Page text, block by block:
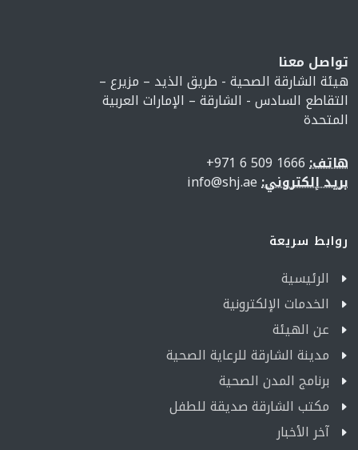
تواصل معنا
هيئة الشارقة الصحية - طريق الذيد – مزيرع –
التقاطع السادس - الشارقة – الإمارات العربية
المتحدة
هاتف:
بريد إلكتروني:
روابط سريعة
الرئيسية
الخدمات الإلكترونية
عن الهيئة
مدينة الشارقة للرعاية الصحية
برنامج المدن الصحية
مكتب الشارقة صديقة للطفل
آخر الأخبار